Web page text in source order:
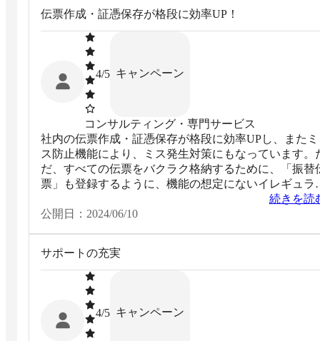
伝票作成・証憑保存が格段に効率UP！
4/5 キャンペーン
コンサルティング・専門サービス
社内の伝票作成・証憑保存が格段に効率UPし、またミ
ス防止機能により、ミス発生対策にもなっています。
だ、すべての伝票をバクラク格納するために、「振替
票」も登録するように、機能の想定にないイレギュラ
な運用しています。（振替伝票のみバクラク外に別保
する必要がないように）
続きを読
公開日： 2024/06/10
サポートの充実
4/5 キャンペーン